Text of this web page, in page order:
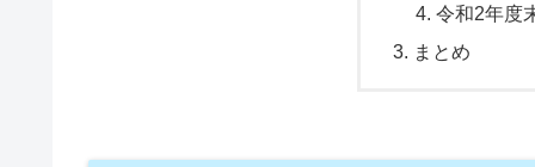
令和2年度
まとめ